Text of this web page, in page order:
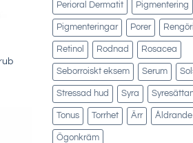
Perioral Dermatit Pigmentering
Pigmenteringar Porer
Retinol Rodnad Rosacea
Seborroiskt eksem Serum
Stressad hud Syra
Tonus Torrhet Ärr Åldrande
Ögonkräm